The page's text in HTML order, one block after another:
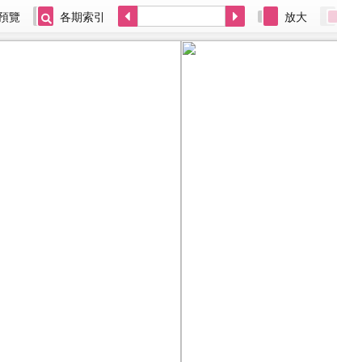
覽 各期索引 放大